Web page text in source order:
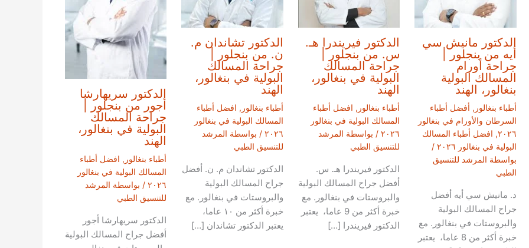
الدكتور مانيش سي
أيه من بنجلور |
جراحة أورام
المسالك البولية
بنغالور، الهند
أطباء بنغالور , أفضل أطباء
السرطان والأورام في بنغالور
٢٠٢٦, افضل أطباء المسالك
البولية في بنغالور ٢٠٢٦
/
بواسطة المرشد للتنسيق
الطبي
د. مانيش سي أيه أفضل
جراح المسالك البولية
والبروستات في بنغالور. مع
خبرة أكثر من 8 عاما، يعتبر
الدكتور فيريندرا هـ.
س. من بنجلور |
جراحة المسالك
البولية في بنغالور،
الهند
أطباء بنغالور , افضل أطباء
المسالك البولية في بنغالور
٢٠٢٦ / بواسطة المرشد
للتنسيق الطبي
الدكتور فيريندرا هـ. س.
أفضل جراح المسالك البولية
والبروستات في بنغالور. مع
خبرة أكثر من 9 عاما، يعتبر
الدكتور فيريندرا […]
الدكتور تشاندان م.
ن. من بنجلور |
جراحة المسالك
البولية في بنغالور،
الهند
أطباء بنغالور , افضل أطباء
المسالك البولية في بنغالور
٢٠٢٦ / بواسطة المرشد
للتنسيق الطبي
الدكتور تشاندان م. ن. أفضل
جراح المسالك البولية
والبروستات في بنغالور. مع
خبرة أكثر من ١٠ عاما،
يعتبر الدكتور تشاندان […]
الدكتور سريهارشا
أجور من بنجلور |
جراحة المسالك
البولية في بنغالور،
الهند
أطباء بنغالور , افضل أطباء
المسالك البولية في بنغالور
٢٠٢٦ / بواسطة المرشد
للتنسيق الطبي
الدكتور سريهارشا أجور
أفضل جراح المسالك البولية